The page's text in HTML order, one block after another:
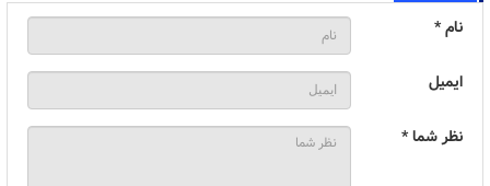
نام *
ایمیل
نظر شما *